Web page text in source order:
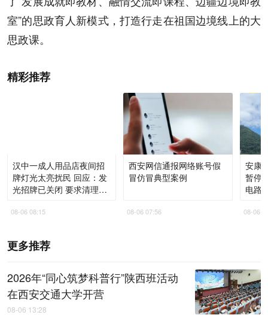
室”的思政育人新模式，打造行走在祖国边境线上的大
思政课。
精彩推荐
汉中一成人用品店夜间招
牌灯光太亮扰民 回应：发
光招牌已关闭 要求清理低
08-06 08:15
西安网信通报网络账号假
冒仿冒典型案例
08-06 07:56
安康
暂停
电路
08-06
更多推荐
2026年“同心筑梦科普行”陕西班活动
在西安交通大学开营
08-06 13:28